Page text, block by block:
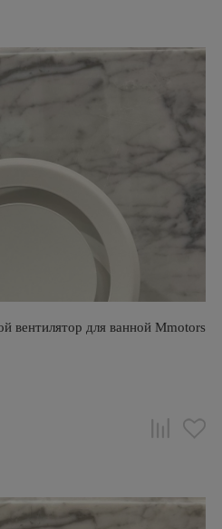
вентилятор для ванной Mmotors